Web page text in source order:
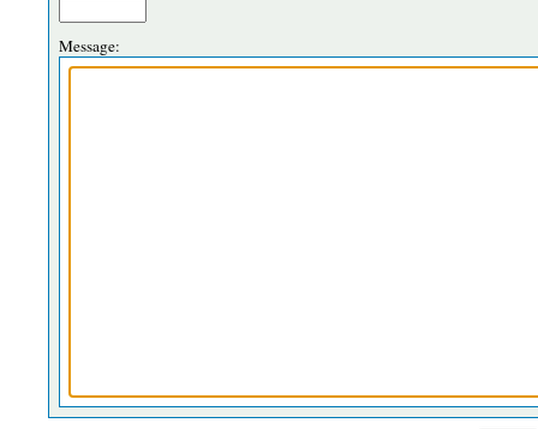
Message: